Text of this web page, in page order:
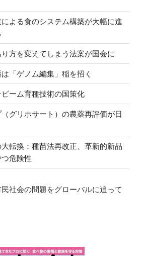
よる食のシステム構築が大幅に進
方を変えてしまう法案が国会に
「ゲノム編集」稲を招く
ーム育種技術の国策化
グリホサート）の農薬再評価が日
転換：種苗法再改正、革新的新品
危険性
社会の問題をグローバルに追って